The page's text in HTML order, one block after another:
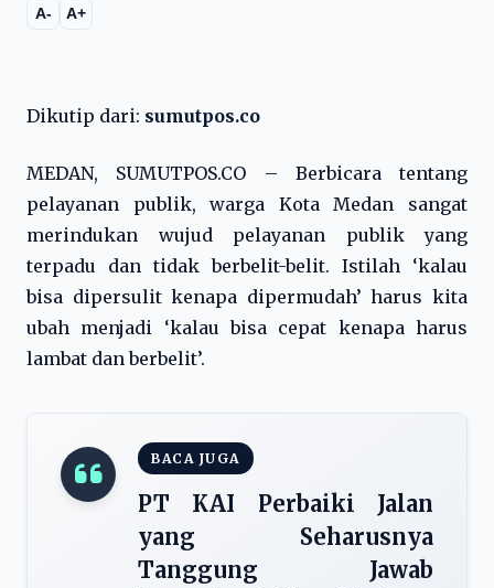
A- A+
Dikutip dari: sumutpos.co
MEDAN, SUMUTPOS.CO – Berbicara tentang
pelayanan publik, warga Kota Medan sangat
merindukan wujud pelayanan publik yang
terpadu dan tidak berbelit-belit. Istilah ‘kalau
bisa dipersulit kenapa dipermudah’ harus kita
ubah menjadi ‘kalau bisa cepat kenapa harus
lambat dan berbelit’.
BACA JUGA
PT KAI Perbaiki Jalan
yang Seharusnya
Tanggung Jawab